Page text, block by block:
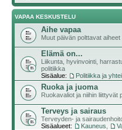
VAPAA KESKUSTELU
Aihe vapaa
Muut päivän polttavat aiheet
Elämä on...
Liikunta, hyvinvointi,
politiikka
Sisäalue:
Politiikka ja
Ruoka ja juoma
Ruokavaliot ja niihin liittyvät
Terveys ja sairaus
Terveyden- ja
Sisäalueet:
Kauneus